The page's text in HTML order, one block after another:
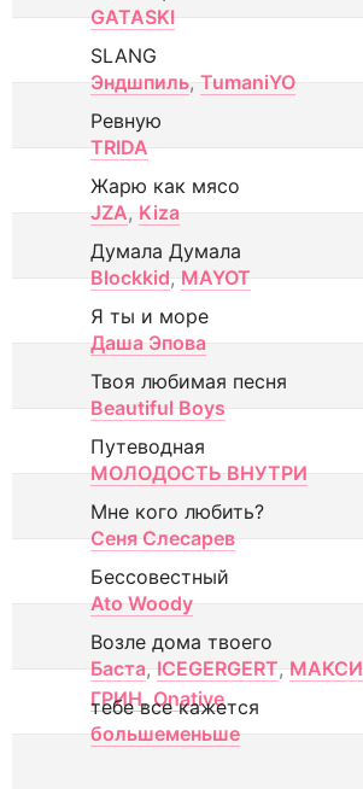
GATASKI
SLANG
Эндшпиль, TumaniYO
Ревную
TRIDA
Жарю как мясо
JZA, Kiza
Думала Думала
Blockkid, MAYOT
Я ты и море
Даша Эпова
Твоя любимая песня
Beautiful Boys
Путеводная
МОЛОДОСТЬ ВНУТРИ
Мне кого любить?
Сеня Слесарев
Бессовестный
Ato Woody
Возле дома твоего
Баста, ICEGERGERT, МАКСИ
ГРИН, Onative
тебе все кажется
большеменьше